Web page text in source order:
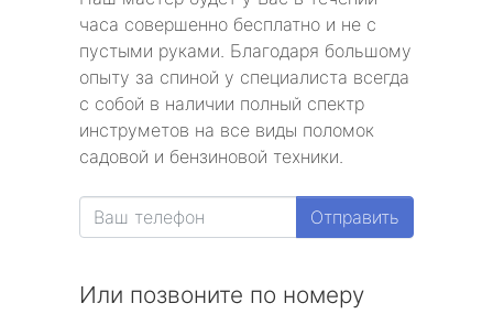
часа совершенно бесплатно и не с
пустыми руками. Благодаря большому
опыту за спиной у специалиста всегда
с собой в наличии полный спектр
инструметов на все виды поломок
садовой и бензиновой техники.
Отправить
Или позвоните по номеру